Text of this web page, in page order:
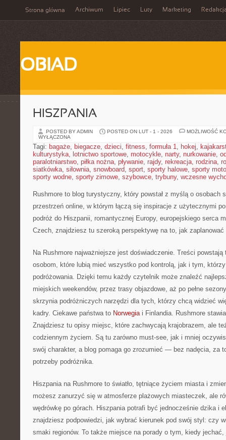
Strona główna Archiwum Lipiec Luty Marketing
OBIAD
HISZPANIA
POSTED BY ADMIN POSTED ON LUT - 1 - 2026
MOŻLIWOŚĆ
WYŁĄCZONA
Tagi: bagaże, biegacze, dzieci, fitness, formuła 1, hokej,
kulturystyka, lotnictwo sportowe, motocykle, narty, nurkowanie,
paralotniarstwo, piłka nożna, pływanie, rajdy, rekreacja, rodzina,
siatkówka, siłownia, snowboard, sport, sporty halowe, sporty
sporty wodne, sporty zimowe, szybowce, trybuny, wczesne
Rushmore to blog turystyczny, który powstał z myślą o osobach
przestrzeń online, w którym łączą się inspiracje z użytecznymi
podróż do Hiszpanii, romantycznej Europy, europejskiego serca
Czech, znajdziesz tu szeroką perspektywę na to, jak zaplanować
Na Rushmore najważniejsze jest doświadczenie. Treści
osobom, które lubią mieć wszystko pod kontrolą, jak i tym,
podróżowania. Dzięki temu każdy czytelnik może znaleźć
miejskich weekendów, przez trasy objazdowe, aż po pełne
skrzynia podróżniczych narzędzi dla tych, którzy chcą widzieć
kadry. Ciekawe państwa to Norwegiai Finlandia. Rushmore
Znajdziesz tu opisy miejsc, które zachwycają krajobrazem, ale
codziennym życiem. Są tu zarówno must-see, jak i mniej
swój charakter, a blog pomaga go zrozumieć — bez nadęcia, za
potrzeby podróżnika.
Hiszpania na Rushmore to światło, tętniące życiem miasta i
możesz zanurzyć się w atmosferze plażowych miasteczek, ale
wędrówkę po górach. Hiszpania potrafi być jednocześnie dzika i
znajdziesz podpowiedzi, jak wybrać kierunek pod swój styl: czy
smaki regionów. To także miejsce na porady o tym, kiedy